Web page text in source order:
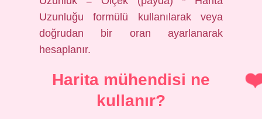
Uzunluğu formülü kullanılarak veya
doğrudan bir oran ayarlanarak
hesaplanır.
Harita mühendisi ne
kullanır?